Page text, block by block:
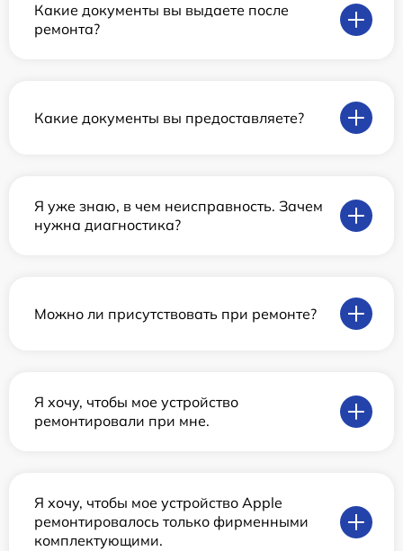
Какие документы вы выдаете после
ремонта?
Какие документы вы предоставляете?
Я уже знаю, в чем неисправность. Зачем
нужна диагностика?
Можно ли присутствовать при ремонте?
Я хочу, чтобы мое устройство
ремонтировали при мне.
Я хочу, чтобы мое устройство Apple
ремонтировалось только фирменными
комплектующими.